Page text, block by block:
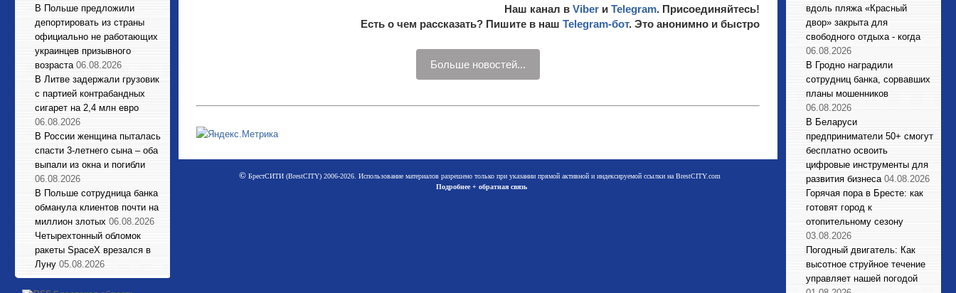
В Польше предложили
депортировать из страны
официально не работающих
украинцев призывного
возраста 06.08.2026
В Литве задержали грузовик
с партией контрабандных
сигарет на 2,4 млн евро
06.08.2026
В России женщина пыталась
спасти 3-летнего сына – оба
выпали из окна и погибли
06.08.2026
В Польше сотрудница банка
обманула клиентов почти на
миллион злотых 06.08.2026
Четырехтонный обломок
ракеты SpaceX врезался в
Луну 05.08.2026
Наш канал в Viber и Telegram. Присоединяйтесь!
Есть о чем рассказать? Пишите в наш Telegram-бот. Это анонимно и быстро
Больше новостей...
©БрестСИТИ (BrestCITY) 2006-2026. Использование материалов разрешено только при указании прямой активной и индексируемой ссылки на BrestCITY.com
Подробнее + обратная связь
вдоль пляжа «Красный
двор» закрыта для
свободного отдыха - когда
06.08.2026
В Гродно наградили
сотрудниц банка, сорвавших
планы мошенников
06.08.2026
В Беларуси
предприниматели 50+ смогут
бесплатно освоить
цифровые инструменты для
развития бизнеса 04.08.2026
Горячая пора в Бресте: как
готовят город к
отопительному сезону
03.08.2026
Погодный двигатель: Как
высотное струйное течение
управляет нашей погодой